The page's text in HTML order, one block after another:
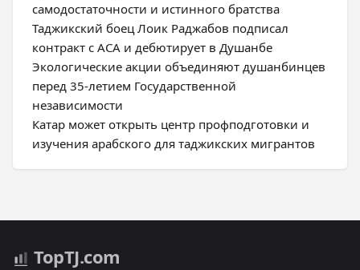
самодостаточности и истинного братства
Таджикский боец Лоик Раджабов подписал
контракт с ACA и дебютирует в Душанбе
Экологические акции объединяют душанбинцев
перед 35-летием Государственной
независимости
Катар может открыть центр профподготовки и
изучения арабского для таджикских мигрантов
TopTJ.com